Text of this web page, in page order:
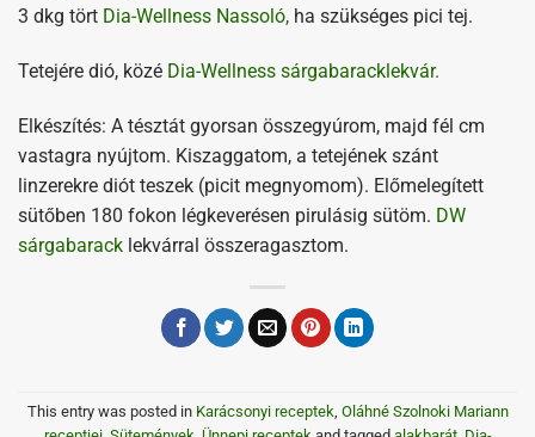
3 dkg tört Dia-Wellness Nassoló, ha szükséges pici tej.
Tetejére dió, közé Dia-Wellness sárgabaracklekvár.
Elkészítés: A tésztát gyorsan összegyúrom, majd fél cm
vastagra nyújtom. Kiszaggatom, a tetejének szánt
linzerekre diót teszek (picit megnyomom). Előmelegített
sütőben 180 fokon légkeverésen pirulásig sütöm. DW
sárgabarack lekvárral összeragasztom.
This entry was posted in Karácsonyi receptek, Oláhné Szolnoki Mariann